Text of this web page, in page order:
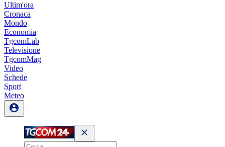
Ultim'ora
Cronaca
Mondo
Economia
TgcomLab
Televisione
TgcomMag
Video
Schede
Sport
Meteo